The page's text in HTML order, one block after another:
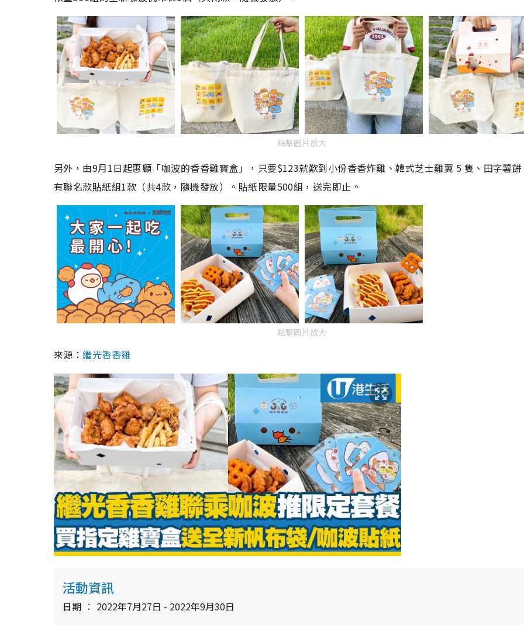
點擊圖片放大
另外，由9月1日起惠顧「咖波的香香雞寶盒」，只要$123就歎到小份香香炸雞、韓式芝士雞翼 5 隻、田字薯
有聯名款貼紙組1款（共4款，隨機發放）。貼紙限量500組，送完即止。
點擊圖片放大
來源：繼光香香雞
活動資訊
日期 2022年7月27日 - 2022年9月30日